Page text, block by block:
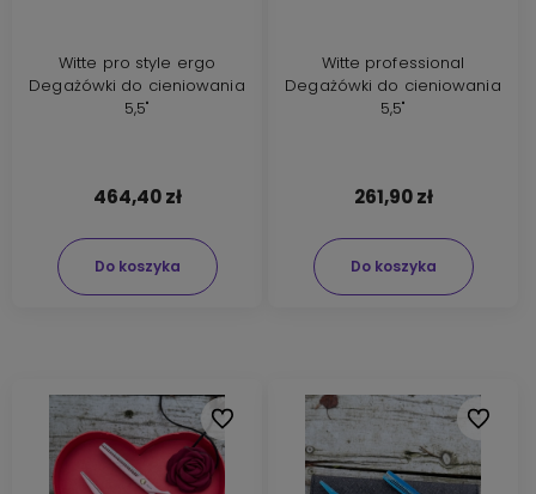
Witte pro style ergo
Degażówki do cieniowania
5,5"
464,40 zł
Do koszyka
Witte professional
Degażówki do cieniowania
5,5"
261,90 zł
Do koszyka
Do ulubionych Do